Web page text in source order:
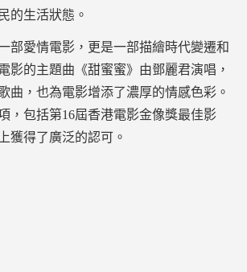
的生活狀態。
部愛情電影，更是一部描繪時代變遷和
影的主題曲《甜蜜蜜》由鄧麗君演唱，
曲，也為電影增添了濃厚的情感色彩。
，包括第16屆香港電影金像獎最佳影
獲得了廣泛的認可。